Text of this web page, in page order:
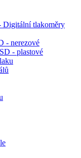
Digitální tlakoměry
- nerezové
- plastové